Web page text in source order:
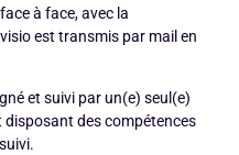
à face, avec la
est transmis par mail en
et suivi par un(e) seul(e)
des compétences